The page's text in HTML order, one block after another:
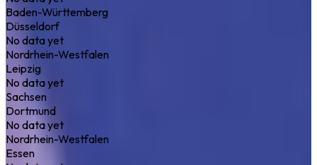
Baden-Württemberg
Düsseldorf
No data yet
Nordrhein-Westfalen
Leipzig
No data yet
Sachsen
Dortmund
No data yet
Nordrhein-Westfalen
Essen